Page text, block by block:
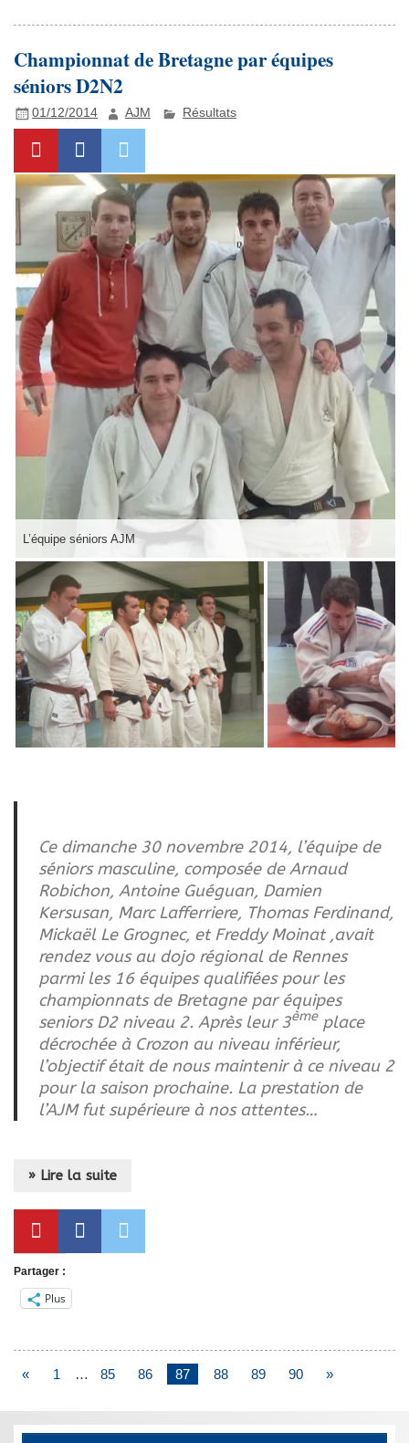
Championnat de Bretagne par équipes
séniors D2N2
01/12/2014 AJM Résultats
L’équipe séniors AJM
Ce dimanche 30 novembre 2014, l’équipe de
séniors masculine, composée de Arnaud
Robichon, Antoine Guéguan, Damien
Kersusan, Marc Lafferriere, Thomas Ferdinand,
Mickaël Le Grognec, et Freddy Moinat ,avait
rendez vous au dojo régional de Rennes
parmi les 16 équipes qualifiées pour les
championnats de Bretagne par équipes
seniors D2 niveau 2. Après leur 3èmeplace
décrochée à Crozon au niveau inférieur,
l’objectif était de nous maintenir à ce niveau 2
pour la saison prochaine. La prestation de
l’AJM fut supérieure à nos attentes…
» Lire la suite
Partager :
Plus
« 1 … 85 86 87 88 89 90 »